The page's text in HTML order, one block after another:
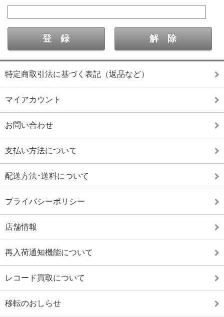
特定商取引法に基づく表記（返品など）
マイアカウント
お問い合わせ
支払い方法について
配送方法･送料について
プライバシーポリシー
店舗情報
再入荷通知機能について
レコード買取について
移転のおしらせ